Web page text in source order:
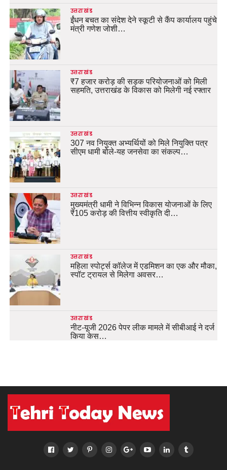
उत्तराखंड
ईंधन बचत का संदेश देने स्कूटी से कैंप कार्यालय पहुंचे
मंत्री गणेश जोशी…
उत्तराखंड
₹7 हजार करोड़ की सड़क परियोजनाओं को मिली
सहमति, उत्तराखंड के विकास को मिलेगी नई रफ्तार
उत्तराखंड
307 नव नियुक्त अभ्यर्थियों को मिले नियुक्ति पत्र
सीएम धामी बोले-यह जनसेवा का संकल्प…
उत्तराखंड
मुख्यमंत्री धामी ने विभिन्न विकास योजनाओं के लिए
₹105 करोड़ की वित्तीय स्वीकृति दी…
उत्तराखंड
महिला स्पोर्ट्स कॉलेज में एडमिशन का एक और मौका,
स्पॉट ट्रायल से मिलेगा अवसर…
उत्तराखंड
नीट-यूजी 2026 पेपर लीक मामले में सीबीआई ने दर्ज
किया केस…